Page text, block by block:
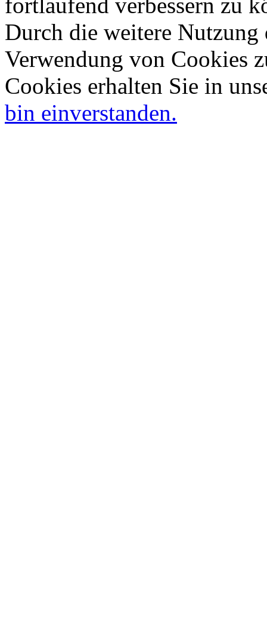
Durch die weitere Nutzung
Verwendung von Cookies
Cookies erhalten Sie in
bin einverstanden.